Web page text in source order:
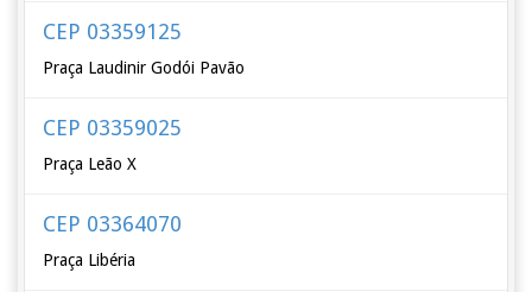
CEP 03359125
Praça Laudinir Godói Pavão
CEP 03359025
Praça Leão X
CEP 03364070
Praça Libéria